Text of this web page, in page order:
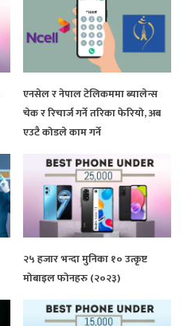
एनसेल र नेपाल टेलिकममा ब्यालेन्स
चेक र रिचार्ज गर्ने तरिका फेरियो, अब
एउटै कोडले काम गर्ने
२५ हजार भन्दा मुनिका १० उत्कृष्ट
मोबाइल फोनहरु (२०२३)